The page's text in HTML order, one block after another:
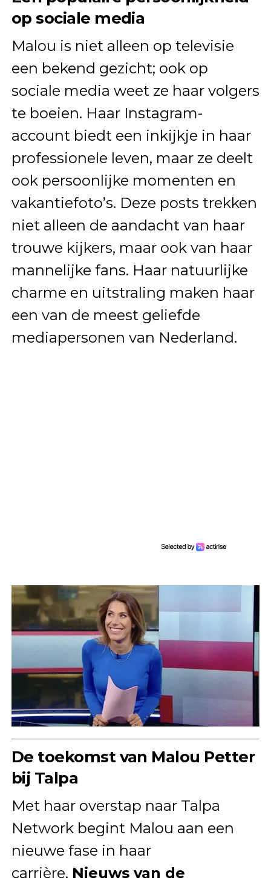
op sociale media
Malou is niet alleen op televisie
een bekend gezicht; ook op
sociale media weet ze haar volgers
te boeien. Haar Instagram-
account biedt een inkijkje in haar
professionele leven, maar ze deelt
ook persoonlijke momenten en
vakantiefoto’s. Deze posts trekken
niet alleen de aandacht van haar
trouwe kijkers, maar ook van haar
mannelijke fans. Haar natuurlijke
charme en uitstraling maken haar
een van de meest geliefde
mediapersonen van Nederland.
De toekomst van Malou Petter
bij Talpa
Met haar overstap naar Talpa
Network begint Malou aan een
nieuwe fase in haar
carrière. Nieuws van de